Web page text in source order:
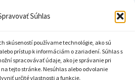
Súhlas
skúseností používame technológie, ako sú
prístup k informáciám o zariadení. Súhlas s
spracovávať údaje, ako je správanie pri
tejto stránke. Nesúhlas alebo odvolanie
určité vlastnosti a funkcie.
ochrany súkromia